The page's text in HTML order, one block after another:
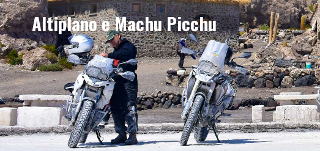
Altiplano e Machu Picchu